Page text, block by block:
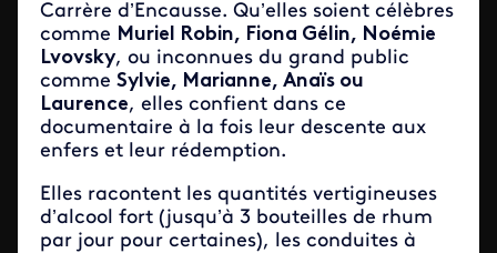
Carrère d’Encausse. Qu’elles soient célèbres
comme Muriel Robin, Fiona Gélin, Noémie
Lvovsky, ou inconnues du grand public
comme Sylvie, Marianne, Anaïs ou
Laurence, elles confient dans ce
documentaire à la fois leur descente aux
enfers et leur rédemption.
Elles racontent les quantités vertigineuses
d’alcool fort (jusqu’à 3 bouteilles de rhum
par jour pour certaines), les conduites à